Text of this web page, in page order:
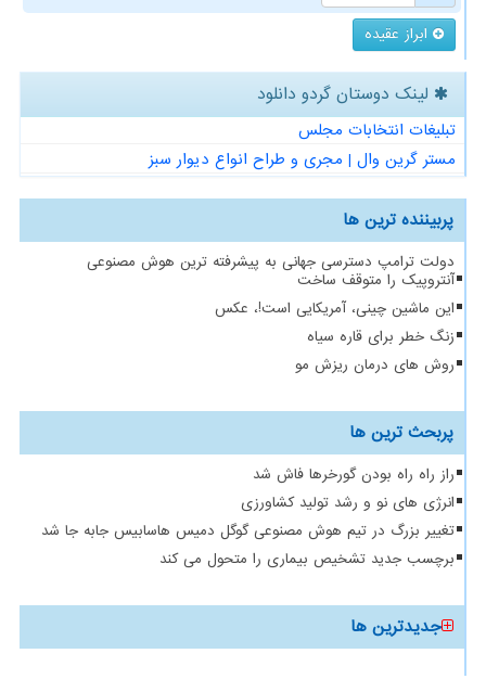
ابراز عقیده
لینک دوستان گردو دانلود
تبلیغات انتخابات مجلس
مستر گرین وال | مجری و طراح انواع دیوار سبز
پربیننده ترین ها
دولت ترامپ دسترسی جهانی به پیشرفته ترین هوش مصنوعی
آنتروپیک را متوقف ساخت
این ماشین چینی، آمریکایی است!، عکس
زنگ خطر برای قاره سیاه
روش های درمان ریزش مو
پربحث ترین ها
راز راه راه بودن گورخرها فاش شد
انرژی های نو و رشد تولید کشاورزی
تغییر بزرگ در تیم هوش مصنوعی گوگل دمیس هاسابیس جابه جا شد
برچسب جدید تشخیص بیماری را متحول می کند
جدیدترین ها